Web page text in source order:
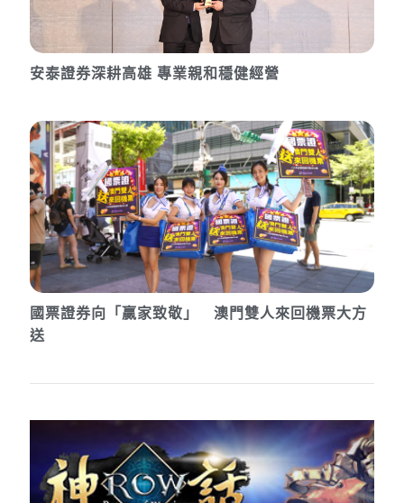
安泰證券深耕高雄 專業親和穩健經營
國票證券向「贏家致敬」 澳門雙人來回機票大方
送